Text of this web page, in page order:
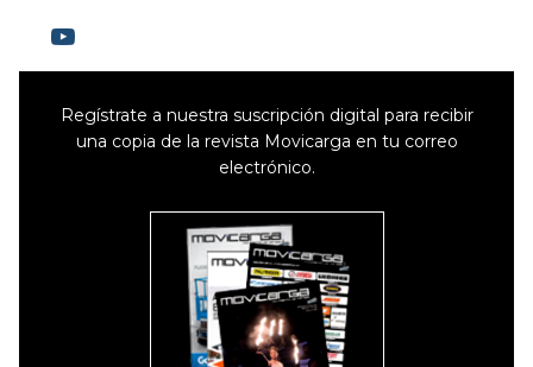
Regístrate a nuestra suscripción digital para recibir
una copia de la revista Movicarga en tu correo
electrónico.